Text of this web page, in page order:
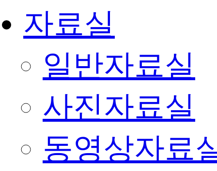
자료실
일반자료실
사진자료실
동영상자료